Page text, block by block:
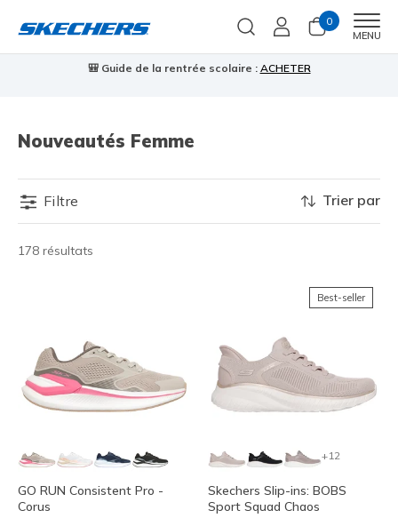
0
MENU
🎒 Guide de la rentrée scolaire : ACHETER
Nouveautés Femme
Filtre
178 résultats
Trier par
GO RUN Consistent Pro -
Corus
Best-seller
+12
Skechers Slip-ins: BOBS
Sport Squad Chaos